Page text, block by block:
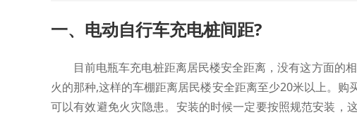
一、电动自行车充电桩间距?
目前电瓶车充电桩距离居民楼安全距离，没有这方面的
火的那种,这样的车棚距离居民楼安全距离至少20米以上。
可以有效避免火灾隐患。安装的时候一定要按照规范安装，